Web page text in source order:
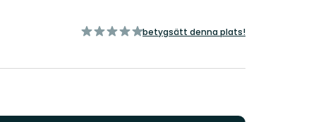
av
betygsätt denna plats!